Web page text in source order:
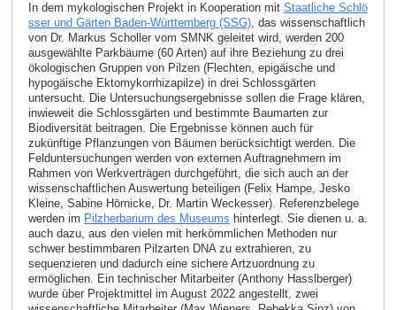
In dem mykologischen Projekt in Kooperation mit Staatliche Schlö
sser und Gärten Baden-Württemberg (SSG), das wissenschaftlich
von Dr. Markus Scholler vom SMNK geleitet wird, werden 200
ausgewählte Parkbäume (60 Arten) auf ihre Beziehung zu drei
ökologischen Gruppen von Pilzen (Flechten, epigäische und
hypogäische Ektomykorrhizapilze) in drei Schlossgärten
untersucht. Die Untersuchungsergebnisse sollen die Frage klären,
inwieweit die Schlossgärten und bestimmte Baumarten zur
Biodiversität beitragen. Die Ergebnisse können auch für
zukünftige Pflanzungen von Bäumen berücksichtigt werden. Die
Felduntersuchungen werden von externen Auftragnehmern im
Rahmen von Werkverträgen durchgeführt, die sich auch an der
wissenschaftlichen Auswertung beteiligen (Felix Hampe, Jesko
Kleine, Sabine Hörnicke, Dr. Martin Weckesser). Referenzbelege
werden im Pilzherbarium des Museums hinterlegt. Sie dienen u. a.
auch dazu, aus den vielen mit herkömmlichen Methoden nur
schwer bestimmbaren Pilzarten DNA zu extrahieren, zu
sequenzieren und dadurch eine sichere Artzuordnung zu
ermöglichen. Ein technischer Mitarbeiter (Anthony Hasslberger)
wurde über Projektmittel im August 2022 angestellt, zwei